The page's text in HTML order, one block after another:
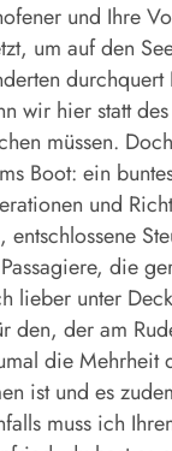
und Ihre
um auf den
wir hier statt
müssen.
Boot: ein
und
die
lieber unter
den, der am
die Mehrheit
ist und es
muss ich